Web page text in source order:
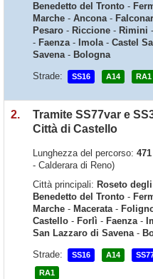
Benedetto del Tronto -
Marche - Ancona-
Pesaro - Riccione - Rimini -
- Faenza- Imola- Castel
Savena- Bologna
Strade:
SS16 A14 RA1
2.
Tramite SS77var e
Città di Castello
Lunghezza del percorso:
- Calderara di Reno)
Città principali: Roseto
Benedetto del Tronto -
Marche - Macerata-
Castello - Forlì - Faenza-
San Lazzaro di Savena-
Strade:
SS16 A14
RA1